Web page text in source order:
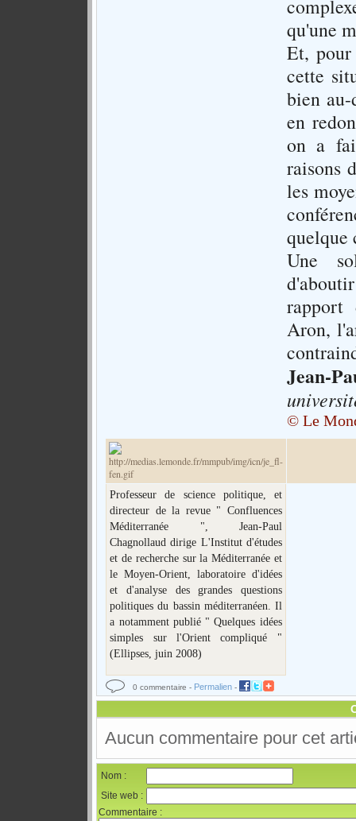
qu'une
Et,
cette
bien
en
on a
raisons
les
quelque
Une
rapport
Aron,
Jean-
© Le
Professeur de science politique, et
directeur de la revue " Confluences
Méditerranée ", Jean-Paul
Chagnollaud dirige L'Institut d'études
et de recherche sur la Méditerranée et
le Moyen-Orient, laboratoire d'idées
et d'analyse des grandes questions
politiques du bassin méditerranéen. Il
a notamment publié " Quelques idées
simples sur l'Orient compliqué "
(Ellipses, juin 2008)
0 commentaire - Permalien -
Aucun commentaire pour cet
Nom :
Site web :
Commentaire :